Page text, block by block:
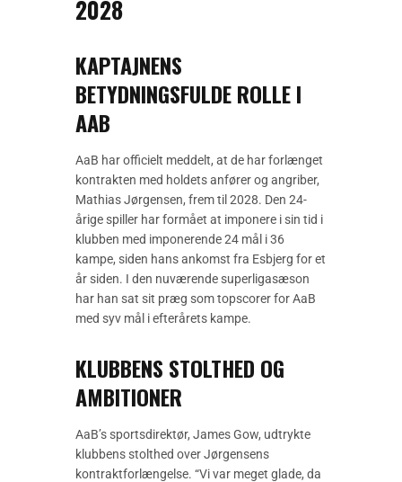
2028
KAPTAJNENS
BETYDNINGSFULDE ROLLE I
AAB
AaB har officielt meddelt, at de har forlænget
kontrakten med holdets anfører og angriber,
Mathias Jørgensen, frem til 2028. Den 24-
årige spiller har formået at imponere i sin tid i
klubben med imponerende 24 mål i 36
kampe, siden hans ankomst fra Esbjerg for et
år siden. I den nuværende superligasæson
har han sat sit præg som topscorer for AaB
med syv mål i efterårets kampe.
KLUBBENS STOLTHED OG
AMBITIONER
AaB’s sportsdirektør, James Gow, udtrykte
klubbens stolthed over Jørgensens
kontraktforlængelse. “Vi var meget glade, da